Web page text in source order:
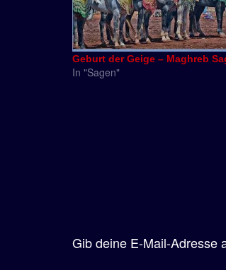
Geburt der Geige – Maghreb
In "Sagen"
Gib deine E-Mail-Adresse